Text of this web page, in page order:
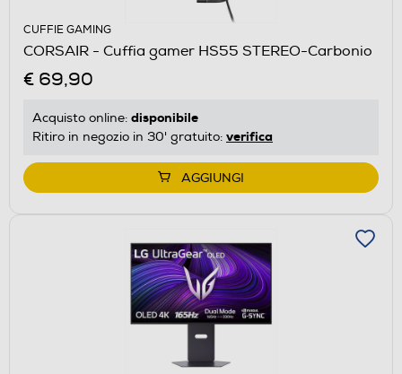
CUFFIE GAMING
CORSAIR - Cuffia gamer HS55 STEREO-Carbonio
€ 69,90
Acquisto online: disponibile
Ritiro in negozio in 30' gratuito: verifica
AGGIUNGI